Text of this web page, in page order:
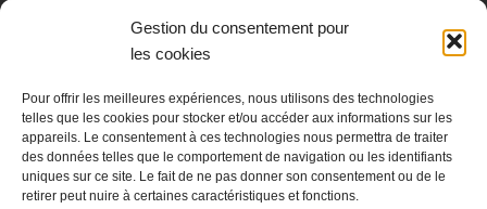
Gestion du consentement pour
les cookies
Pour offrir les meilleures expériences, nous utilisons des technologies
telles que les cookies pour stocker et/ou accéder aux informations sur les
appareils. Le consentement à ces technologies nous permettra de traiter
des données telles que le comportement de navigation ou les identifiants
uniques sur ce site. Le fait de ne pas donner son consentement ou de le
retirer peut nuire à certaines caractéristiques et fonctions.
La Boutique du Collectionneur
AUTORETRO
BP 40419
77309 Fontainebleau Cedex